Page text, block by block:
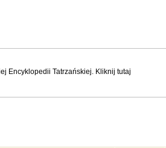
Encyklopedii Tatrzańskiej. Kliknij tutaj